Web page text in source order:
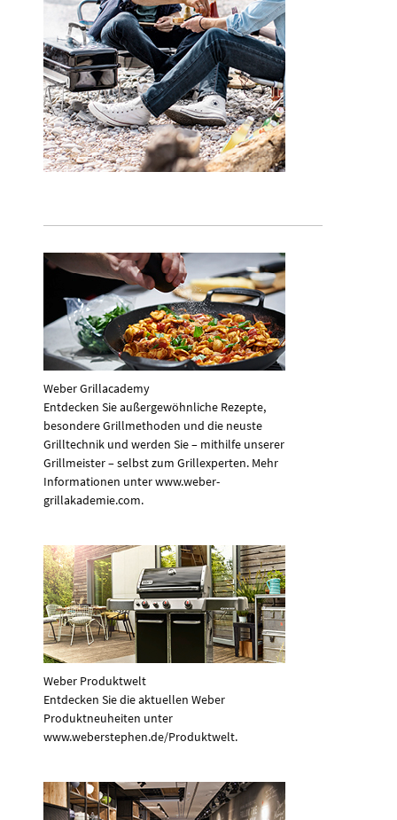
Weber Grillacademy
Entdecken Sie außergewöhnliche Rezepte,
besondere Grillmethoden und die neuste
Grilltechnik und werden Sie – mithilfe unserer
Grillmeister – selbst zum Grillexperten. Mehr
Informationen unter www.weber-
grillakademie.com.
Weber Produktwelt
Entdecken Sie die aktuellen Weber
Produktneuheiten unter
www.weberstephen.de/Produktwelt.